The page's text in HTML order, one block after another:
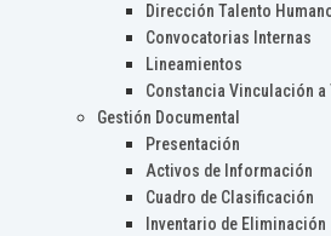
Dirección Talento
Convocatorias Internas
Lineamientos
Constancia Vinculación a
Gestión Documental
Presentación
Activos de Información
Cuadro de Clasificación
Inventario de Eliminación